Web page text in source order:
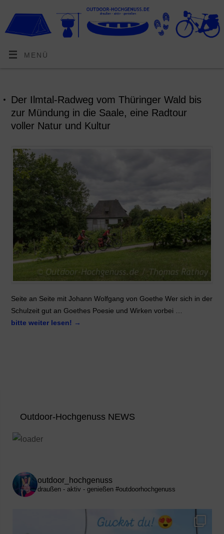
MENÜ
Der Ilmtal-Radweg vom Thüringer Wald bis
zur Mündung in die Saale, eine Radtour
voller Natur und Kultur
Seite an Seite mit Johann Wolfgang von Goethe Wer sich in der
Schulzeit gut an Goethes Poesie und Wirken vorbei …
bitte weiter lesen! →
Outdoor-Hochgenuss NEWS
outdoor_hochgenuss
draußen - aktiv - genießen #outdoorhochgenuss